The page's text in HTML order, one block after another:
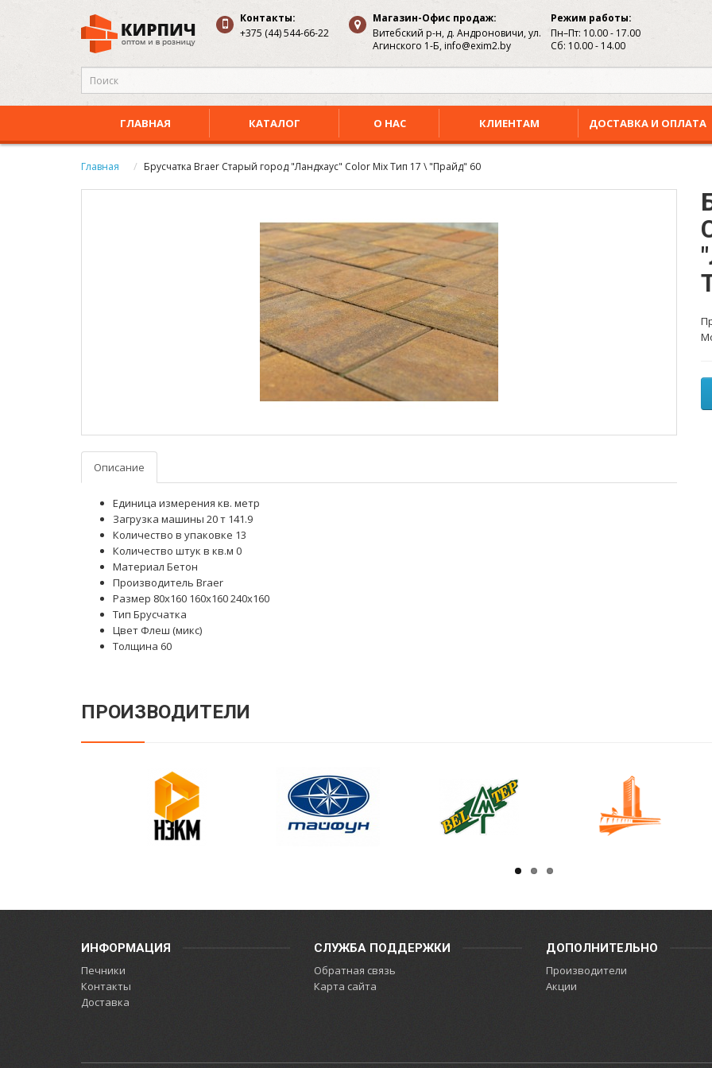
Контакты:
+375 (44) 544-66-22
Магазин-Офис продаж:
Витебский р-н, д. Андроновичи, ул.
Агинского 1-Б, info@exim2.by
Режим работы:
Пн–Пт: 10.00 - 17.00
Сб: 10.00 - 14.00
ГЛАВНАЯ КАТАЛОГ О НАС КЛИЕНТАМ ДОСТАВКА И ОПЛАТА
Главная Брусчатка Braer Старый город "Ландхаус" Color Mix Тип 17 \ "Прайд" 60
Описание
Единица измерения кв. метр
Загрузка машины 20 т 141.9
Количество в упаковке 13
Количество штук в кв.м 0
Материал Бетон
Производитель Braer
Размер 80x160 160x160 240x160
Тип Брусчатка
Цвет Флеш (микс)
Толщина 60
ПРОИЗВОДИТЕЛИ
ИНФОРМАЦИЯ
Печники
Контакты
Доставка
СЛУЖБА ПОДДЕРЖКИ
Обратная связь
Карта сайта
ДОПОЛНИТЕЛЬНО
Производители
Акции